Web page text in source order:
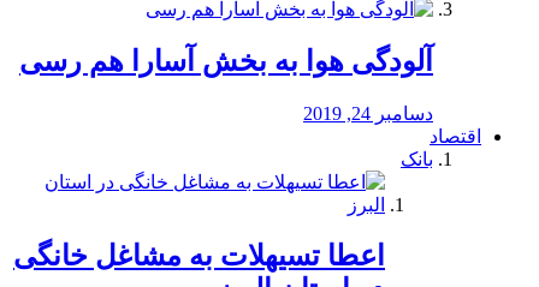
آلودگی هوا به بخش آسارا هم رسی
دسامبر 24, 2019
اقتصاد
بانک
️اعطا تسیهلات به مشاغل خانگی